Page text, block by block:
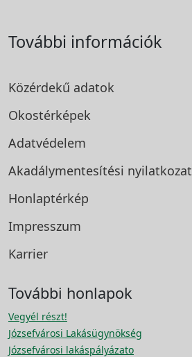
További információk
Közérdekű adatok
Okostérképek
Adatvédelem
Akadálymentesítési nyilatkozat
Honlaptérkép
Impresszum
Karrier
További honlapok
Vegyél részt!
Józsefvárosi Lakásügynökség
Józsefvárosi lakáspályázato